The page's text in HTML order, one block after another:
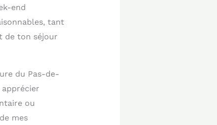
end
tant
de ton séjour
du Pas-de-
ou
mes